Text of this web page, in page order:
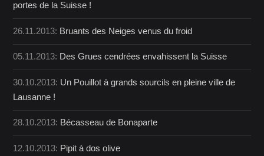
portes de la Suisse !
26.11.2013: Bruants des Neiges venus du froid
05.11.2013: Des Grues cendrées envahissent la Suisse
30.10.2013: Un Pouillot à grands sourcils en pleine ville de
Lausanne !
28.10.2013: Bécasseau de Bonaparte
12.10.2013: Pipit à dos olive